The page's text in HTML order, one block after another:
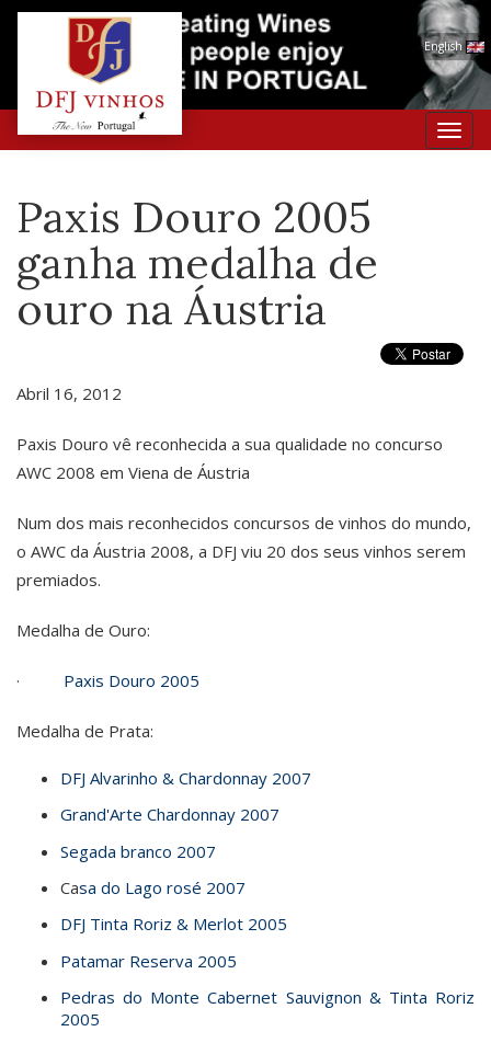
English
Paxis Douro 2005
ganha medalha de
ouro na Áustria
Abril 16, 2012
Paxis Douro vê reconhecida a sua qualidade no concurso
AWC 2008 em Viena de Áustria
Num dos mais reconhecidos concursos de vinhos do mundo,
o AWC da Áustria 2008, a DFJ viu 20 dos seus vinhos serem
premiados.
Medalha de Ouro:
· Paxis Douro 2005
Medalha de Prata:
DFJ Alvarinho & Chardonnay 2007
Grand'Arte Chardonnay 2007
Segada branco 2007
Casa do Lago rosé 2007
DFJ Tinta Roriz & Merlot 2005
Patamar Reserva 2005
Pedras do Monte Cabernet Sauvignon & Tinta Roriz
2005